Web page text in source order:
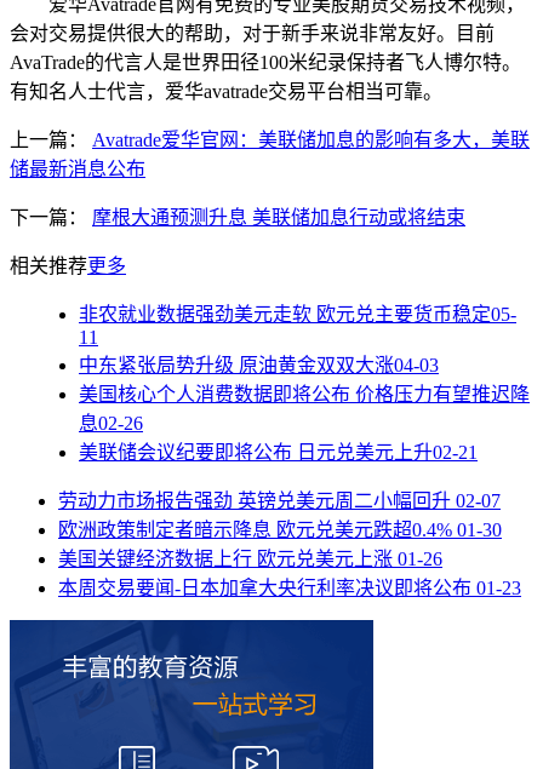
爱华Avatrade官网有免费的专业美股期货交易技术视频，
会对交易提供很大的帮助，对于新手来说非常友好。目前
AvaTrade的代言人是世界田径100米纪录保持者飞人博尔特。
有知名人士代言，爱华avatrade交易平台相当可靠。
上一篇：
Avatrade爱华官网：美联储加息的影响有多大，美联
储最新消息公布
下一篇： 摩根大通预测升息 美联储加息行动或将结束
相关推荐更多
非农就业数据强劲美元走软 欧元兑主要货币稳定05-
11
中东紧张局势升级 原油黄金双双大涨04-03
美国核心个人消费数据即将公布 价格压力有望推迟降
息02-26
美联储会议纪要即将公布 日元兑美元上升02-21
劳动力市场报告强劲 英镑兑美元周二小幅回升 02-07
欧洲政策制定者暗示降息 欧元兑美元跌超0.4% 01-30
美国关键经济数据上行 欧元兑美元上涨 01-26
本周交易要闻-日本加拿大央行利率决议即将公布 01-23